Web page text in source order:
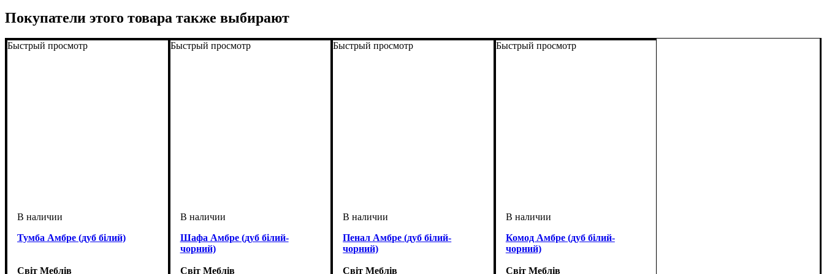
Покупатели этого товара также выбирают
Быстрый просмотр
Тумба Амбре (дуб білий)
Світ Меблів
Быстрый просмотр
Шафа Амбре (дуб білий-
чорний)
Світ Меблів
Быстрый просмотр
Пенал Амбре (дуб білий-
чорний)
Світ Меблів
Быстрый просмотр
Комод Амбре (дуб білий-
чорний)
Світ Меблів